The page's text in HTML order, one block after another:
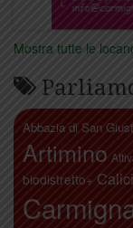
Mostra tutte le
Abbazia di San
Artimino
biodistretto+